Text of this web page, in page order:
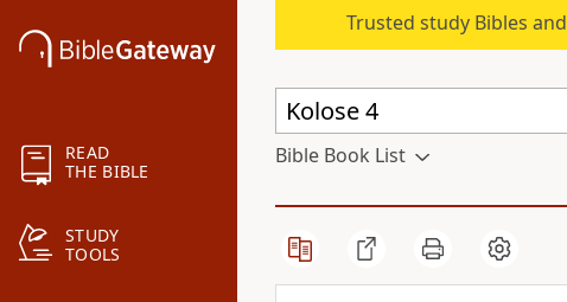
READ
THE BIBLE
STUDY
TOOLS
Trusted study Bibles
Bible Book List